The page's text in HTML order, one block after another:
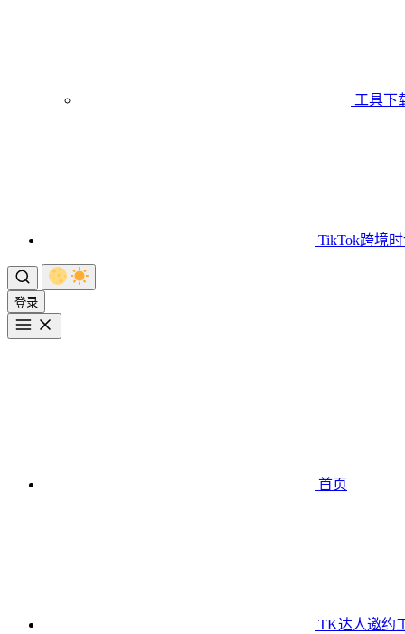
工具下
TikTok跨境
登录
首页
TK达人邀约